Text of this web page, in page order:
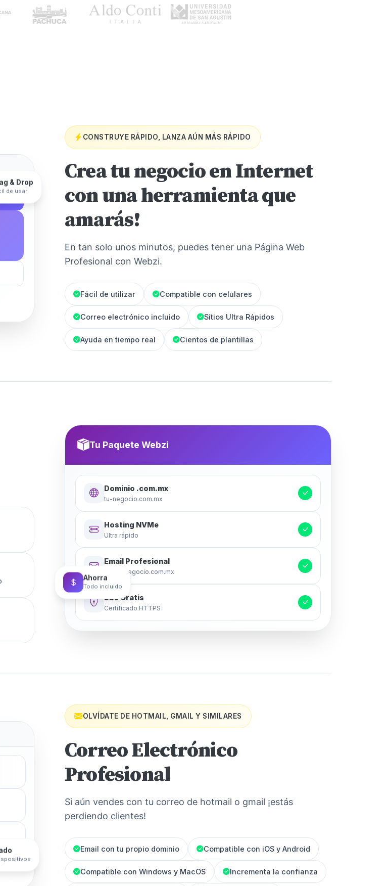
de usar
CONSTRUYE RÁPIDO, LANZA AÚN MÁS RÁPIDO
Crea tu negocio en Internet
con una herramienta que
amarás!
En tan solo unos minutos, puedes tener una Página Web
Profesional con Webzi.
Fácil de utilizar Compatible con celulares
Correo electrónico incluido Sitios Ultra Rápidos
Ayuda en tiempo real Cientos de plantillas
Tu Paquete Webzi
Dominio .com.mx
tu-negocio.com.mx
Hosting NVMe
Ultra rápido
Email Profesional
tu@tu-negocio.com.mx
SSL Gratis
Certificado HTTPS
Todo incluido
OLVÍDATE DE HOTMAIL, GMAIL Y SIMILARES
Correo Electrónico
Profesional
Si aún vendes con tu correo de hotmail o gmail ¡estás
perdiendo clientes!
Email con tu propio dominio Compatible con iOS y Android
Compatible con Windows y MacOS Incrementa la confianza